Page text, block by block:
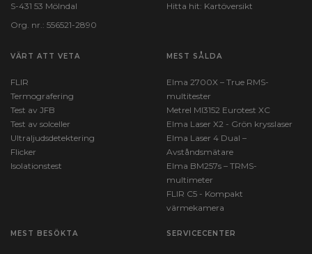
S-431 53 Mölndal
Org. nr.: 556521-2890
Hitta hit: Kartöversikt
VÄRT ATT VETA
FLIR
Termografering
Test av JFB
Test av solceller
Ultraljudsdetektering
Flicker
Isolationstest
MEST SÅLDA
Elma 2700X – True RMS-
multitester
Metrel MI3152 Eurotest XC
Elma Laser X2 - Grön krysslaser
Elma Laser 4 Dual –
Avståndsmätare
Elma BM257s – TRMS-
multimeter
FLIR C5 - Kompakt
värmekamera
MEST BESÖKTA SERVICECENTER